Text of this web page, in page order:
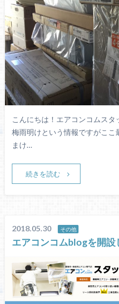
こんにちは！エアコンコムスタ
梅雨明けという情報ですがここ
まけ…
続きを読む
2018.05.30 その他
エアコンコムblogを開設